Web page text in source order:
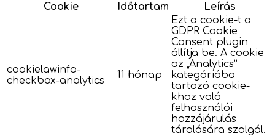
Cookie
Időtartam Leírás
cookielawinfo-
checkbox-analytics
11 hónap
Ezt a cookie-t a
GDPR Cookie
Consent plugin
állítja be. A cookie
az „Analytics”
kategóriába
tartozó cookie-
khoz való
felhasználói
hozzájárulás
tárolására szolgál.